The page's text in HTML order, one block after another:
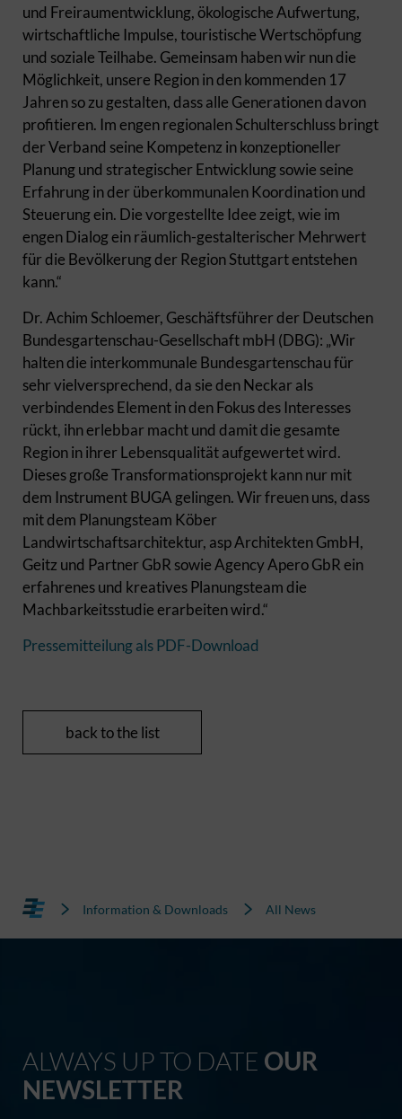
und Freiraumentwicklung, ökologische Aufwertung,
wirtschaftliche Impulse, touristische Wertschöpfung
und soziale Teilhabe. Gemeinsam haben wir nun die
Möglichkeit, unsere Region in den kommenden 17
Jahren so zu gestalten, dass alle Generationen davon
profitieren. Im engen regionalen Schulterschluss bringt
der Verband seine Kompetenz in konzeptioneller
Planung und strategischer Entwicklung sowie seine
Erfahrung in der überkommunalen Koordination und
Steuerung ein. Die vorgestellte Idee zeigt, wie im
engen Dialog ein räumlich-gestalterischer Mehrwert
für die Bevölkerung der Region Stuttgart entstehen
kann.“
Dr. Achim Schloemer, Geschäftsführer der Deutschen
Bundesgartenschau-Gesellschaft mbH (DBG): „Wir
halten die interkommunale Bundesgartenschau für
sehr vielversprechend, da sie den Neckar als
verbindendes Element in den Fokus des Interesses
rückt, ihn erlebbar macht und damit die gesamte
Region in ihrer Lebensqualität aufgewertet wird.
Dieses große Transformationsprojekt kann nur mit
dem Instrument BUGA gelingen. Wir freuen uns, dass
mit dem Planungsteam Köber
Landwirtschaftsarchitektur, asp Architekten GmbH,
Geitz und Partner GbR sowie Agency Apero GbR ein
erfahrenes und kreatives Planungsteam die
Machbarkeitsstudie erarbeiten wird.“
Pressemitteilung als PDF-Download
back to the list
Information & Downloads All News
ALWAYS UP TO DATE OUR
NEWSLETTER